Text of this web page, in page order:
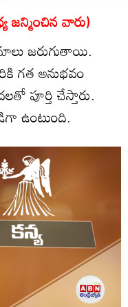
జన్మించిన వారు)
జరుగుతాయి.
గత అనుభవం
పూర్తి చేస్తారు.
ఉంటుంది.